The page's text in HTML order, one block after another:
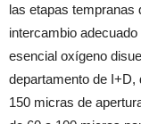
las etapas tempranas
intercambio
esencial oxígeno
departamento de I+D,
150 micras de